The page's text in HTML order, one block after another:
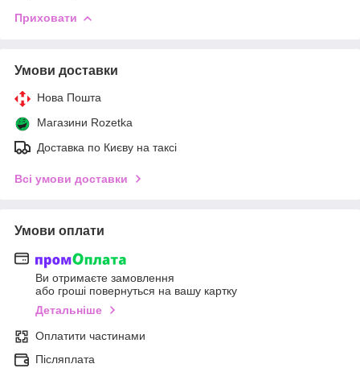
Приховати
Умови доставки
Нова Пошта
Магазини Rozetka
Доставка по Києву на таксі
Всі умови доставки
Умови оплати
Ви отримаєте замовлення
або гроші повернуться на вашу картку
Детальніше
Оплатити частинами
Післяплата